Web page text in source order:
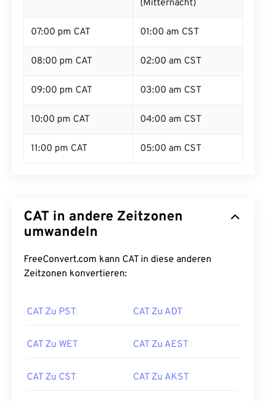
(Mitternacht)
07:00 pm CAT 01:00 am CST
08:00 pm CAT 02:00 am CST
09:00 pm CAT 03:00 am CST
10:00 pm CAT 04:00 am CST
11:00 pm CAT 05:00 am CST
CAT in andere Zeitzonen
umwandeln
FreeConvert.com kann CAT in diese anderen
Zeitzonen konvertieren:
CAT Zu PST CAT Zu ADT
CAT Zu WET CAT Zu AEST
CAT Zu CST CAT Zu AKST